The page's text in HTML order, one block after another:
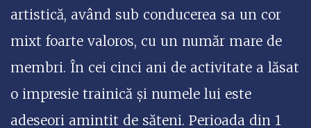
artistică, având sub conducerea sa un cor
mixt foarte valoros, cu un număr mare de
membri. În cei cinci ani de activitate a lăsat
o impresie trainică și numele lui este
adeseori amintit de săteni. Perioada din 1